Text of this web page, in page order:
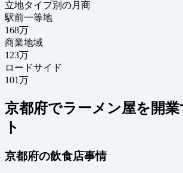
立地タイプ別の月商
駅前一等地
168万
商業地域
123万
ロードサイド
101万
京都府でラーメン屋を開
ト
京都府の飲食店事情